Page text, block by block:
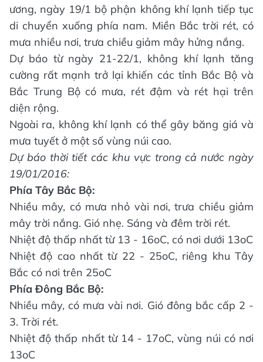
ương, ngày 19/1 bộ phận không khí lạnh tiếp tục
di chuyển xuống phía nam. Miền Bắc trời rét, có
mưa nhiều nơi, trưa chiều giảm mây hửng nắng.
Dự báo từ ngày 21-22/1, không khí lạnh tăng
cường rất mạnh trở lại khiến các tỉnh Bắc Bộ và
Bắc Trung Bộ có mưa, rét đậm và rét hại trên
diện rộng.
Ngoài ra, không khí lạnh có thể gây băng giá và
mưa tuyết ở một số vùng núi cao.
Dự báo thời tiết các khu vực trong cả nước ngày
19/01/2016:
Phía Tây Bắc Bộ:
Nhiều mây, có mưa nhỏ vài nơi, trưa chiều giảm
mây trời nắng. Gió nhẹ. Sáng và đêm trời rét.
Nhiệt độ thấp nhất từ 13 - 16oC, có nơi dưới 13oC
Nhiệt độ cao nhất từ 22 - 25oC, riêng khu Tây
Bắc có nơi trên 25oC
Phía Đông Bắc Bộ:
Nhiều mây, có mưa vài nơi. Gió đông bắc cấp 2 -
3. Trời rét.
Nhiệt độ thấp nhất từ 14 - 17oC, vùng núi có nơi
13oC